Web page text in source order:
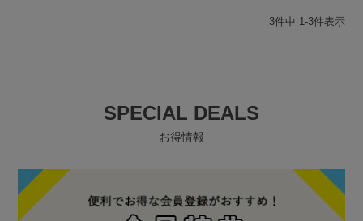
3件中 1-3件表示
SPECIAL DEALS
お得情報